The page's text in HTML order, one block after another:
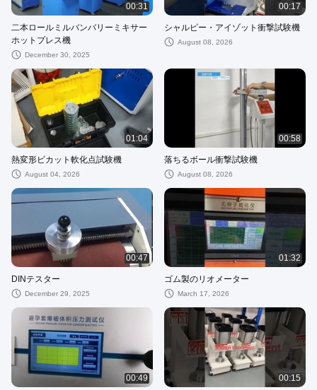
00:31
二本ロールミルバンバリーミキサー
ホットプレス機
December 30, 2025
00:17
シャルピー・アイゾット衝撃試験機
August 08, 2026
01:04
熱変形ビカット軟化点試験機
August 04, 2026
00:58
落ちるボール衝撃試験機
August 08, 2026
00:47
DINテスター
December 29, 2025
01:32
ゴム製のリオメーター
March 17, 2026
00:49 00:15